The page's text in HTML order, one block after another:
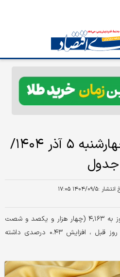
قیمت طلا امروز چهارشنبه ۵ آذر ۱۴۰۴/
انتشار :۱۴۰۴/۰۹/۵ ۱۷:۰۵
هر اونس طلا، امروز به ۴,۱۶۳ (چهار هزار و یکصد و شصت
و سه ) دلار رسید که نسبت به روز قبل ، افزایش ۰.۴۳ درصدی داشته